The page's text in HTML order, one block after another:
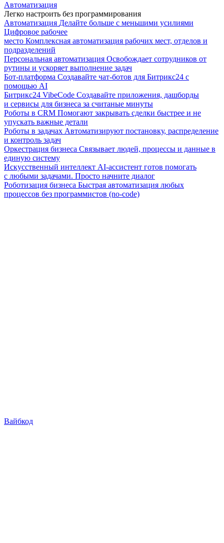
Автоматизация
Легко настроить без программирования
Автоматизация Делайте больше с меньшими усилиями
Цифровое рабочее
место Комплексная автоматизация рабочих мест, отделов и
подразделений
Персональная автоматизация Освобождает сотрудников от
рутины и ускоряет выполнение задач
Бот-платформа Создавайте чат-ботов для Битрикс24 с
помощью AI
Битрикс24 VibeCode Создавайте приложения, дашборды
и сервисы для бизнеса за считаные минуты
Роботы в CRM Помогают закрывать сделки быстрее и не
упускать важные детали
Роботы в задачах Автоматизируют постановку, распределение
и контроль задач
Оркестрация бизнеса Связывает людей, процессы и данные в
единую систему
Искусственный интеллект AI-ассистент готов помогать
с любыми задачами. Просто начните диалог
Роботизация бизнеса Быстрая автоматизация любых
процессов без программистов (no-code)
Вайбкод